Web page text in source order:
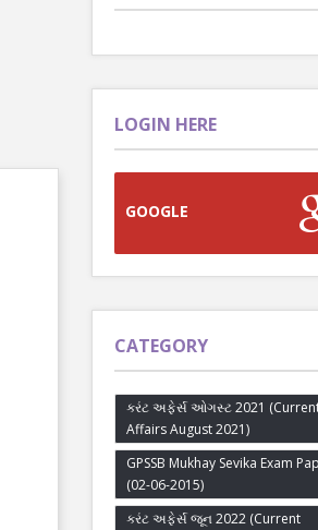
LOGIN HERE
GOOGLE
CATEGORY
કરંટ અફેર્સ ઓગસ્ટ 2021
Affairs August 2021)
GPSSB Mukhay Sevika Exam
(02-06-2015)
કરંટ અફેર્સ જૂન 2022 (Current